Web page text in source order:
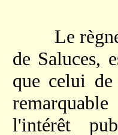
Le règne
de Saluces,
que celui
l'intérêt